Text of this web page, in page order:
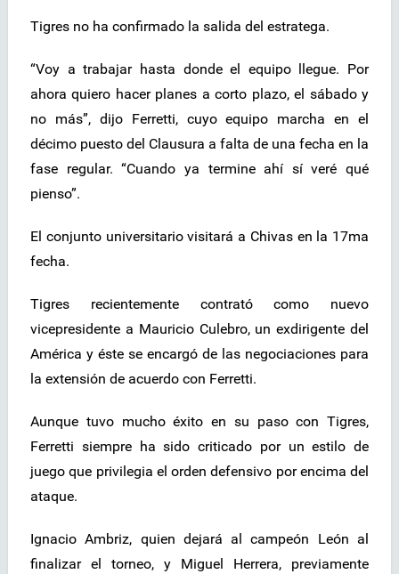
Tigres no ha confirmado la salida del estratega.
“Voy a trabajar hasta donde el equipo llegue. Por
ahora quiero hacer planes a corto plazo, el sábado y
no más”, dijo Ferretti, cuyo equipo marcha en el
décimo puesto del Clausura a falta de una fecha en la
fase regular. “Cuando ya termine ahí sí veré qué
pienso”.
El conjunto universitario visitará a Chivas en la 17ma
fecha.
Tigres recientemente contrató como nuevo
vicepresidente a Mauricio Culebro, un exdirigente del
América y éste se encargó de las negociaciones para
la extensión de acuerdo con Ferretti.
Aunque tuvo mucho éxito en su paso con Tigres,
Ferretti siempre ha sido criticado por un estilo de
juego que privilegia el orden defensivo por encima del
ataque.
Ignacio Ambriz, quien dejará al campeón León al
finalizar el torneo, y Miguel Herrera, previamente